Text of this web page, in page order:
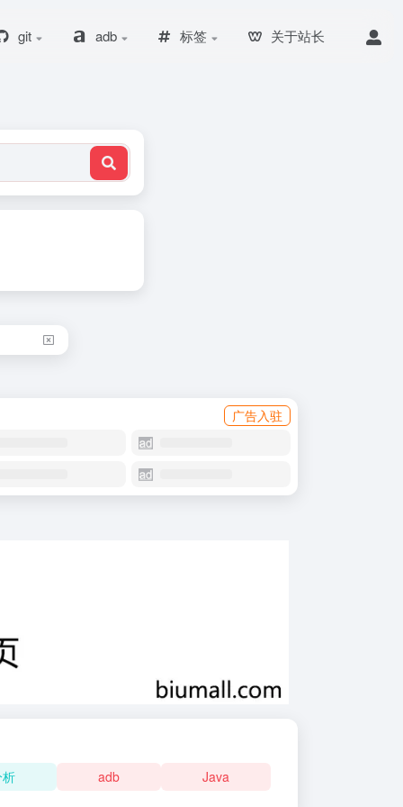
git adb 标签 关于站长
广告入驻
adb Java